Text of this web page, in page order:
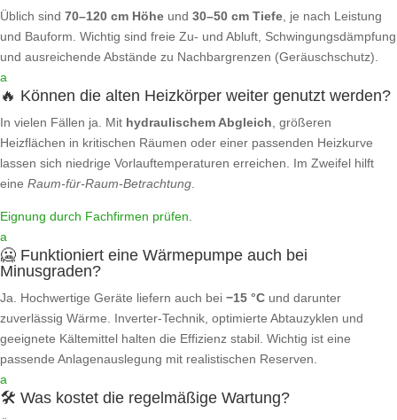
Üblich sind 70–120 cm Höhe und 30–50 cm Tiefe, je nach Leistung
und Bauform. Wichtig sind freie Zu‑ und Abluft, Schwingungsdämpfung
und ausreichende Abstände zu Nachbargrenzen (Geräuschschutz).
a
🔥 Können die alten Heizkörper weiter genutzt werden?
In vielen Fällen ja. Mit hydraulischem Abgleich, größeren
Heizflächen in kritischen Räumen oder einer passenden Heizkurve
lassen sich niedrige Vorlauftemperaturen erreichen. Im Zweifel hilft
eine Raum‑für‑Raum‑Betrachtung.
Eignung durch Fachfirmen prüfen.
a
🥶 Funktioniert eine Wärmepumpe auch bei
Minusgraden?
Ja. Hochwertige Geräte liefern auch bei −15 °C und darunter
zuverlässig Wärme. Inverter‑Technik, optimierte Abtauzyklen und
geeignete Kältemittel halten die Effizienz stabil. Wichtig ist eine
passende Anlagenauslegung mit realistischen Reserven.
a
🛠️ Was kostet die regelmäßige Wartung?